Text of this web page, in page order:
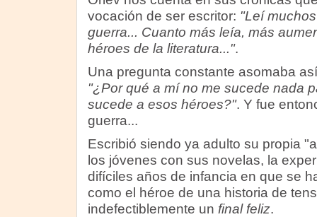
vocación de ser escritor: "Leí
guerra... Cuanto más leía, más
héroes de la literatura...".
Una pregunta constante asomaba
"¿Por qué a mí no me sucede nada
sucede a esos héroes?". Y fue
guerra...
Escribió siendo ya adulto su propia
los jóvenes con sus novelas, la
difíciles años de infancia en que se
como el héroe de una historia de
indefectiblemente un final feliz.